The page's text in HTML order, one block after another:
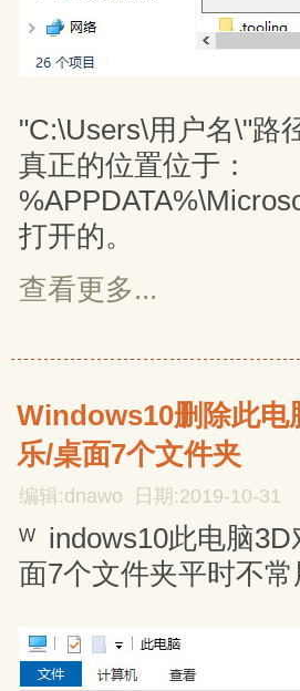
"C:\Users\用户名\"路
真正的位置位于：
打开的。
查看更多...
Windows10删除此电
乐/桌面7个文件夹
编辑:dnawo 日期:2019-10-31
W
indows10此电脑
面7个文件夹平时不